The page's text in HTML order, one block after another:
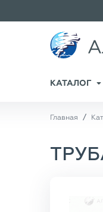
КАТАЛОГ
Главная